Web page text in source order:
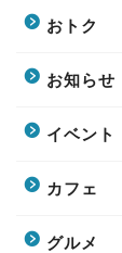
おトク
お知らせ
イベント
カフェ
グルメ